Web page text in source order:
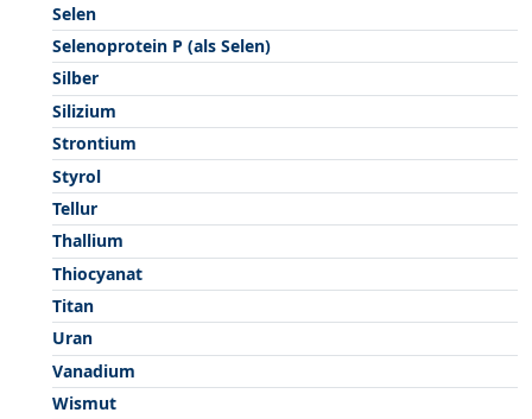
Selen
Selenoprotein P (als Selen)
Silber
Silizium
Strontium
Styrol
Tellur
Thallium
Thiocyanat
Titan
Uran
Vanadium
Wismut